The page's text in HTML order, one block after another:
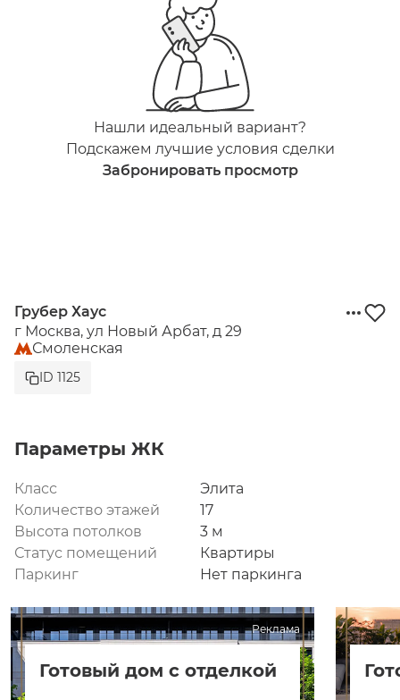
Нашли идеальный вариант?
Подскажем лучшие условия сделки
Забронировать просмотр
Грубер Хаус
г Москва, ул Новый Арбат, д 29
Смоленская
ID 1125
Параметры ЖК
Класс
Элита
Количество этажей
17
Высота потолков
3 м
Статус помещений
Квартиры
Паркинг
Нет паркинга
Реклама
Готовый дом с отделкой